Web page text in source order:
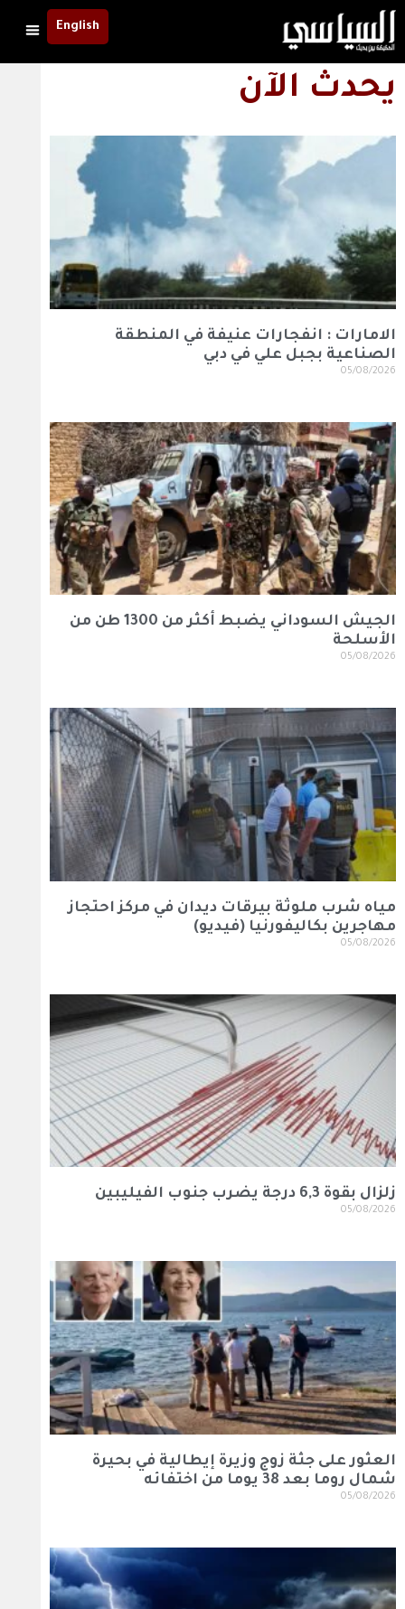
English
يحدث الآن
الامارات : انفجارات عنيفة في المنطقة
الصناعية بجبل علي في دبي
05/08/2026
الجيش السوداني يضبط أكثر من 1300 طن من
الأسلحة
05/08/2026
مياه شرب ملوثة بيرقات ديدان في مركز احتجاز
مهاجرين بكاليفورنيا (فيديو)
05/08/2026
زلزال بقوة 6,3 درجة يضرب جنوب الفيليبين
05/08/2026
العثور على جثة زوج وزيرة إيطالية في بحيرة
شمال روما بعد 38 يوما من اختفائه
05/08/2026